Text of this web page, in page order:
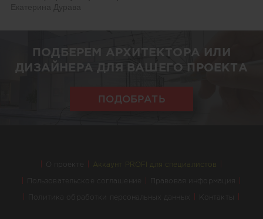
ПОДБЕРЕМ АРХИТЕКТОРА ИЛИ
ДИЗАЙНЕРА ДЛЯ ВАШЕГО ПРОЕКТА
ПОДОБРАТЬ
О проекте Аккаунт PROFI для специалистов
Пользовательское соглашение Правовая информация
Политика обработки персональных данных Контакты